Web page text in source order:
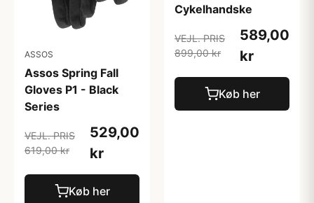
ASSOS
Assos Spring Fall
Gloves P1 - Black
Series
VEJL. PRIS
619,00 kr
529,00
kr
Køb her
Cykelhandske
VEJL. PRIS
899,00 kr
589,00
kr
Køb her